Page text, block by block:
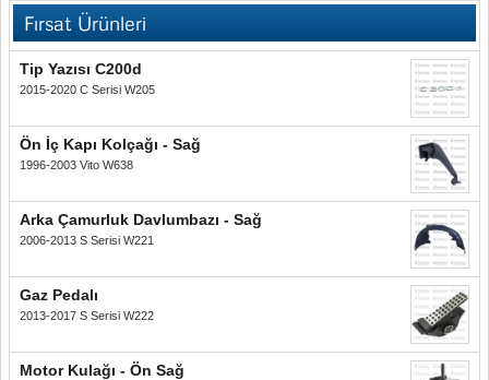
Fırsat Ürünleri
Tip Yazısı C200d
2015-2020 C Serisi W205
Ön İç Kapı Kolçağı - Sağ
1996-2003 Vito W638
Arka Çamurluk Davlumbazı - Sağ
2006-2013 S Serisi W221
Gaz Pedalı
2013-2017 S Serisi W222
Motor Kulağı - Ön Sağ